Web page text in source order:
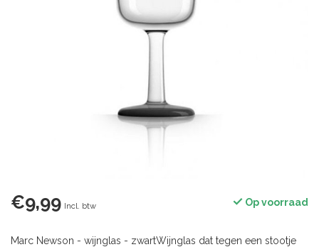
€9,99 Incl. btw Op voorraad
Marc Newson - wijnglas - zwartWijnglas dat tegen een stootje